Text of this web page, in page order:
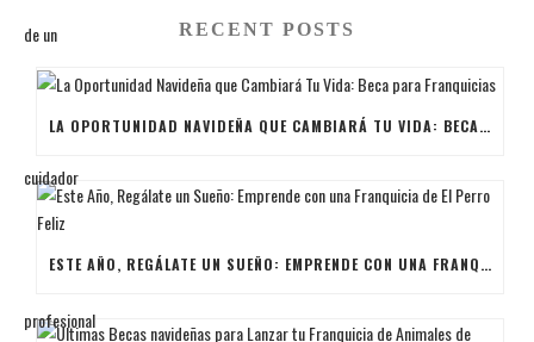
RECENT POSTS
LA OPORTUNIDAD NAVIDEÑA QUE CAMBIARÁ TU VIDA: BECA PARA FRANQUICIAS
ESTE AÑO, REGÁLATE UN SUEÑO: EMPRENDE CON UNA FRANQUICIA DE EL PERRO FELIZ